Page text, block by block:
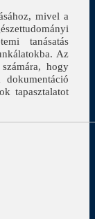
mivel a
tanásatás
Az
hogy
tapasztalatot